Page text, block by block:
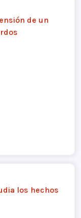
de un
los hechos